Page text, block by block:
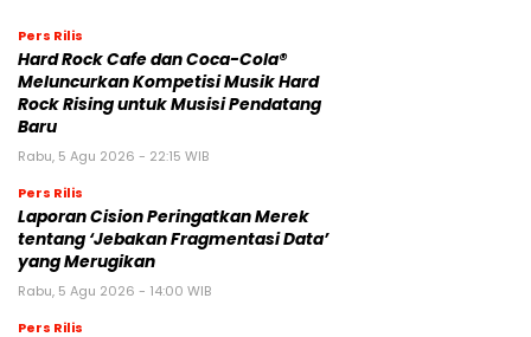
Rabu, 5 Agu 2026 - 23:58 WIB
Pers Rilis
Hard Rock Cafe dan Coca-Cola®
Meluncurkan Kompetisi Musik Hard
Rock Rising untuk Musisi Pendatang
Baru
Rabu, 5 Agu 2026 - 22:15 WIB
Pers Rilis
Laporan Cision Peringatkan Merek
tentang ‘Jebakan Fragmentasi Data’
yang Merugikan